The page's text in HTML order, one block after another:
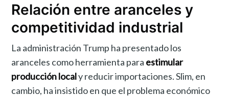
Relación entre aranceles y
competitividad industrial
La administración Trump ha presentado los
aranceles como herramienta para estimular
producción localy reducir importaciones. Slim, en
cambio, ha insistido en que el problema económico